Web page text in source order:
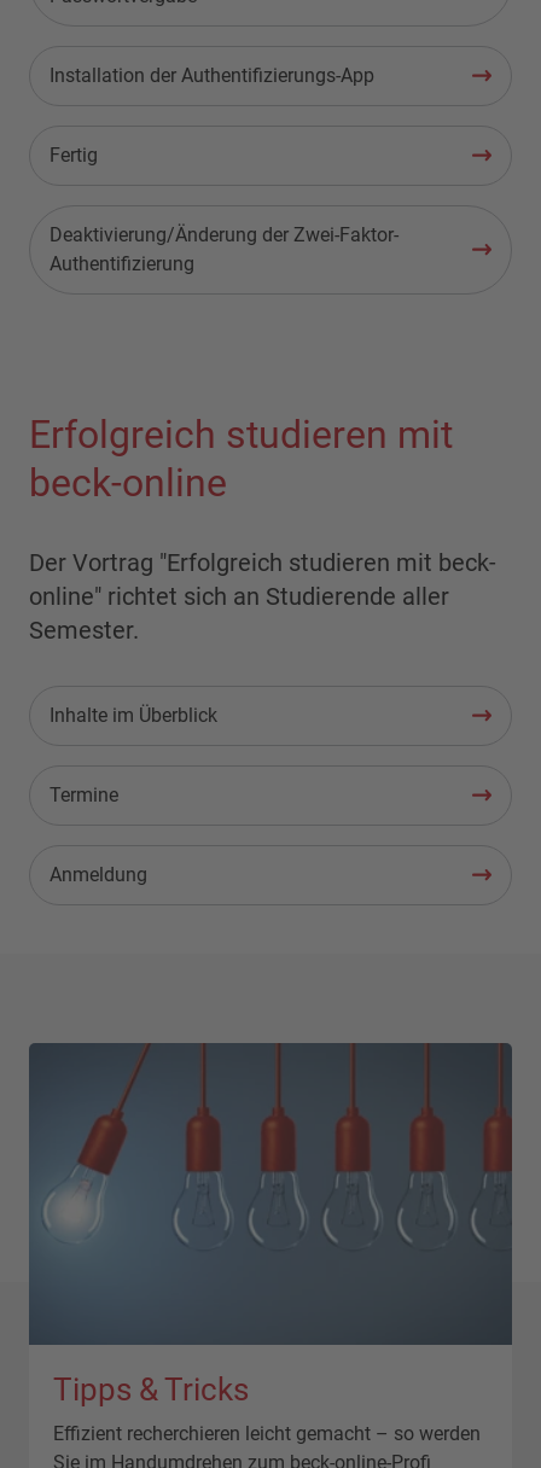
Installation der Authentifizierungs-App
Fertig
Deaktivierung/Änderung der Zwei-Faktor-
Authentifizierung
Erfolgreich studieren mit
beck-online
Der Vortrag "Erfolgreich studieren mit beck-
online" richtet sich an Studierende aller
Semester.
Inhalte im Überblick
Termine
Anmeldung
Tipps & Tricks
Effizient recherchieren leicht gemacht – so werden
Sie im Handumdrehen zum beck-online-Profi